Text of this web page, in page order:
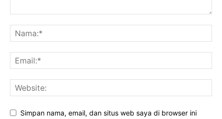
Simpan nama, email, dan situs web saya di browser ini